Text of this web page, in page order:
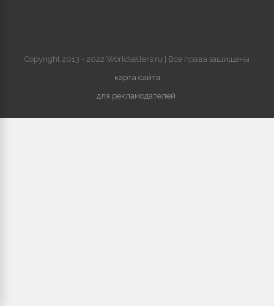
Copyright 2013 - 2022 Worldsellers.ru | Все права защищены
карта сайта
для рекламодателей